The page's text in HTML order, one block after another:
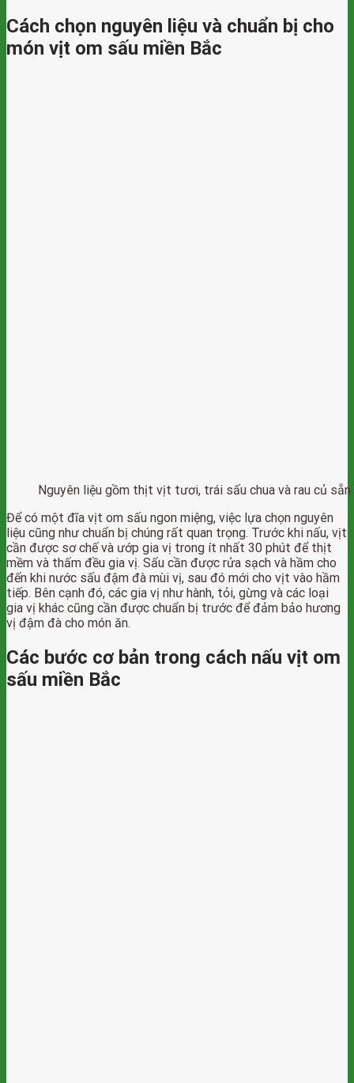
Cách chọn nguyên liệu và chuẩn bị cho
món vịt om sấu miền Bắc
Nguyên liệu gồm thịt vịt tươi, trái sấu chua và rau củ sẵn
Để có một đĩa vịt om sấu ngon miệng, việc lựa chọn nguyên
liệu cũng như chuẩn bị chúng rất quan trọng. Trước khi nấu, vịt
cần được sơ chế và ướp gia vị trong ít nhất 30 phút để thịt
mềm và thấm đều gia vị. Sấu cần được rửa sạch và hầm cho
đến khi nước sấu đậm đà mùi vị, sau đó mới cho vịt vào hầm
tiếp. Bên cạnh đó, các gia vị như hành, tỏi, gừng và các loại
gia vị khác cũng cần được chuẩn bị trước để đảm bảo hương
vị đậm đà cho món ăn.
Các bước cơ bản trong cách nấu vịt om
sấu miền Bắc